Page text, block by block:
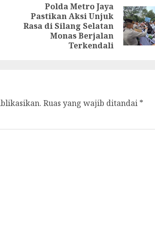
Previous
Next
Polda Metro Jaya
Pastikan Aksi Unjuk
Rasa di Silang Selatan
Monas Berjalan
Terkendali
Ruas yang wajib ditandai *